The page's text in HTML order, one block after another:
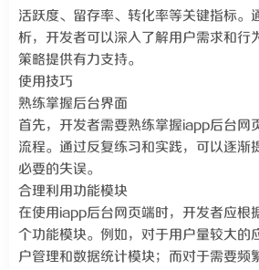
活跃度、留存率、转化率等关键指标。
析，开发者可以深入了解用户需求和行
策略提供有力支持。
使用技巧
熟练掌握后台界面
首先，开发者需要熟练掌握iapp后台网
流程。通过反复练习和实践，可以逐渐
必要的失误。
合理利用功能模块
在使用iapp后台网页端时，开发者应根
个功能模块。例如，对于用户量较大的
户管理和数据统计模块；而对于需要频